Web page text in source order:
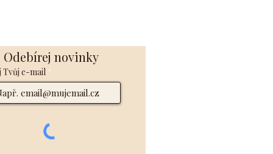
Odebírej novinky
Tvůj e-mail